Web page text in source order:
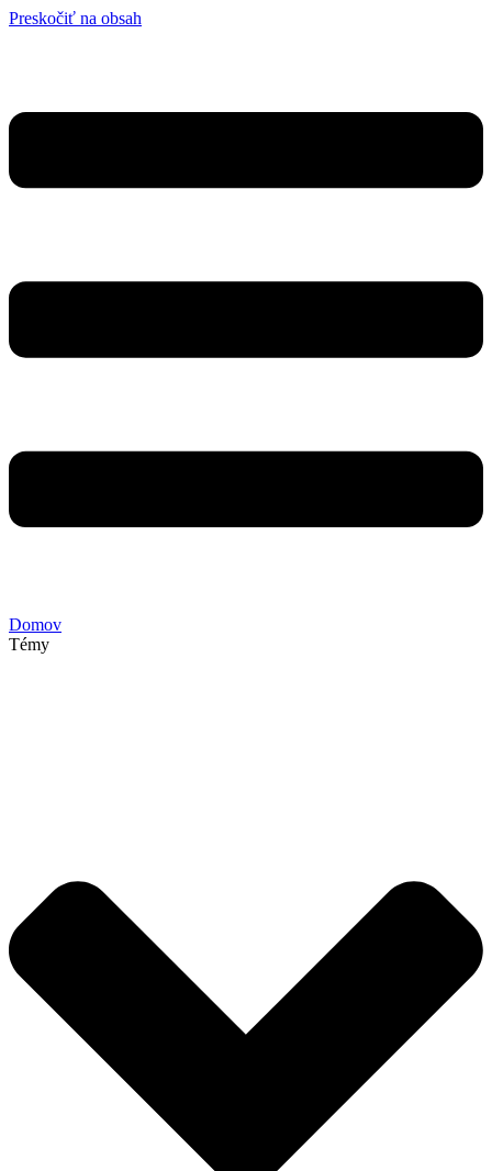
Preskočiť na obsah
Domov
Témy